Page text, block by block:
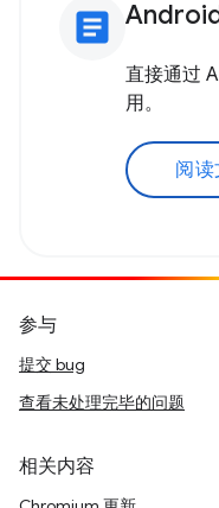
article
直接通过
用。
阅读
参与
提交 bug
查看未处理完毕的问题
相关内容